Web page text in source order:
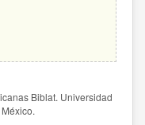
Biblat. Universidad